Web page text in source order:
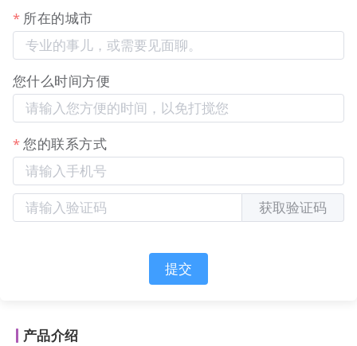
设置，可独立优化标题、关键词、描述，将知识转化
为可被搜索引擎收录和排名的流量页面。
【业务知识分类管理列表页】
有分类及其层级关系，支持在此添加二级分类，全局
【分类创建/编辑弹窗】
所在的城市
您什么时间方便
您的联系方式
获取验证码
提交
产品介绍